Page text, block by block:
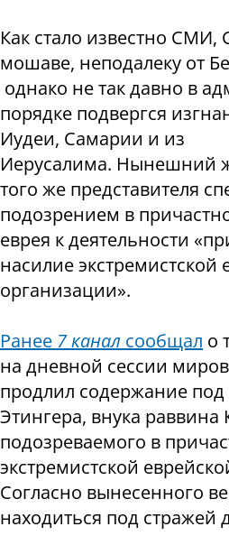
Как стало известно
мошаве, неподалеку от
однако не так давно в
порядке подвергся
Иудеи, Самарии и из
Иерусалима. Нынешний
того же представителя
подозрением в
еврея к деятельности
насилие экстремистской
организации».
Ранее 7 канал сообщал о
на дневной сессии
продлил содержание
Этингера, внука раввина
подозреваемого в
экстремистской
Согласно вынесенного
находиться под стражей